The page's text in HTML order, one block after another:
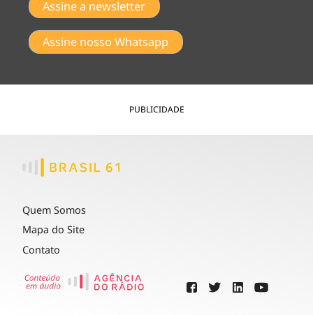
Assine a newsletter
Assine nosso Whatsapp
PUBLICIDADE
Quem Somos
Mapa do Site
Contato